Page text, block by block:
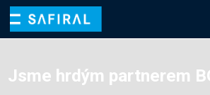
Jsme hrdým partnerem